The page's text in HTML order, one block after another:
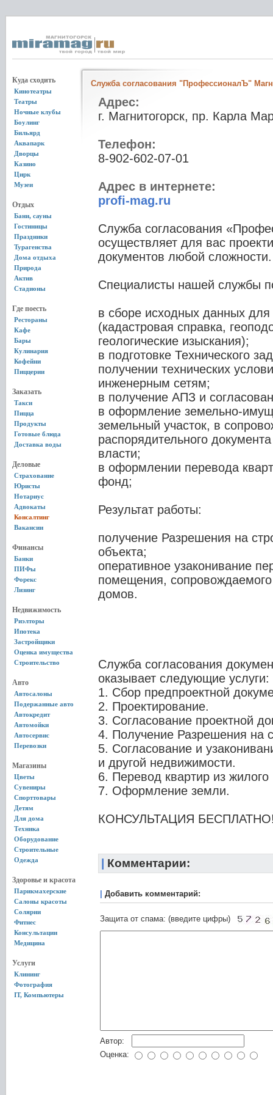
Куда сходить
Кинотеатры
Театры
Ночные клубы
Боулинг
Бильярд
Аквапарк
Дворцы
Казино
Цирк
Музеи
Отдых
Бани, сауны
Гостиницы
Праздники
Турагенства
Дома отдыха
Природа
Актив
Стадионы
Где поесть
Рестораны
Кафе
Бары
Кулинария
Кофейни
Пиццерии
Заказать
Такси
Пицца
Продукты
Готовые блюда
Доставка воды
Деловые
Страхование
Юристы
Нотариус
Адвокаты
Консалтинг
Вакансии
Финансы
Банки
ПИФы
Форекс
Лизинг
Недвижимость
Риэлторы
Ипотека
Застройщики
Оценка имущества
Строительство
Авто
Автосалоны
Подержанные авто
Автокредит
Автомойки
Автосервис
Перевозки
Магазины
Цветы
Сувениры
Спорттовары
Детям
Для дома
Техника
Оборудование
Строительные
Одежда
Здоровье и красота
Парикмахерские
Салоны красоты
Солярии
Фитнес
Консультации
Медицина
Услуги
Клининг
Фотография
IT, Компьютеры
Служба согласования "ПрофессионалЪ"
Адрес:
г. Магнитогорск, пр. Карла
Телефон:
8-902-602-07-01
Адрес в интернете:
profi-mag.ru
Служба согласования
осуществляет для вас
документов любой сложности.
Специалисты нашей службы
в сборе исходных данных для
(кадастровая справка,
геологические изыскания);
в подготовке Технического
получении технических
инженерным сетям;
в получение АПЗ и
в оформление земельно-
земельный участок, в
распорядительного
власти;
в оформлении перевода
фонд;
Результат работы:
получение Разрешения на
объекта;
оперативное узаконивание
помещения, сопровождаемого
домов.
Служба согласования
оказывает следующие услуги:
1. Сбор предпроектной
2. Проектирование.
3. Согласование проектной
4. Получение Разрешения на
5. Согласование и
и другой недвижимости.
6. Перевод квартир из
7. Оформление земли.
КОНСУЛЬТАЦИЯ
Комментарии:
Добавить комментарий:
Защита от спама: (введите цифры)
Автор:
Оценка: